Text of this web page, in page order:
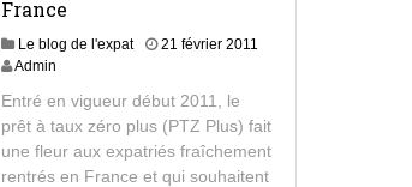
France
Le blog de l'expat
21 février 2011
Admin
Entré en vigueur début 2011, le
prêt à taux zéro plus (PTZ Plus) fait
une fleur aux expatriés fraîchement
rentrés en France et qui souhaitent